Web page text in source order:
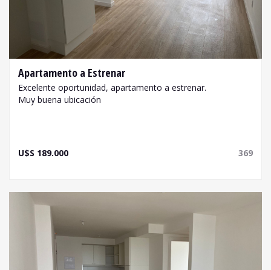
Apartamento a Estrenar
Excelente oportunidad, apartamento a estrenar.
Muy buena ubicación
U$S 189.000 369